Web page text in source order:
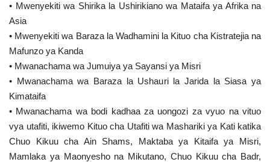
• Mwenyekiti wa Shirika la Ushirikiano wa Mataifa ya Afrika na
Asia
• Mwenyekiti wa Baraza la Wadhamini la Kituo cha Kistratejia na
Mafunzo ya Kanda
• Mwanachama wa Jumuiya ya Sayansi ya Misri
• Mwanachama wa Baraza la Ushauri la Jarida la Siasa ya
Kimataifa
• Mwanachama wa bodi kadhaa za uongozi za vyuo na vituo
vya utafiti, ikiwemo Kituo cha Utafiti wa Mashariki ya Kati katika
Chuo Kikuu cha Ain Shams, Maktaba ya Kitaifa ya Misri,
Mamlaka ya Maonyesho na Mikutano, Chuo Kikuu cha Badr,